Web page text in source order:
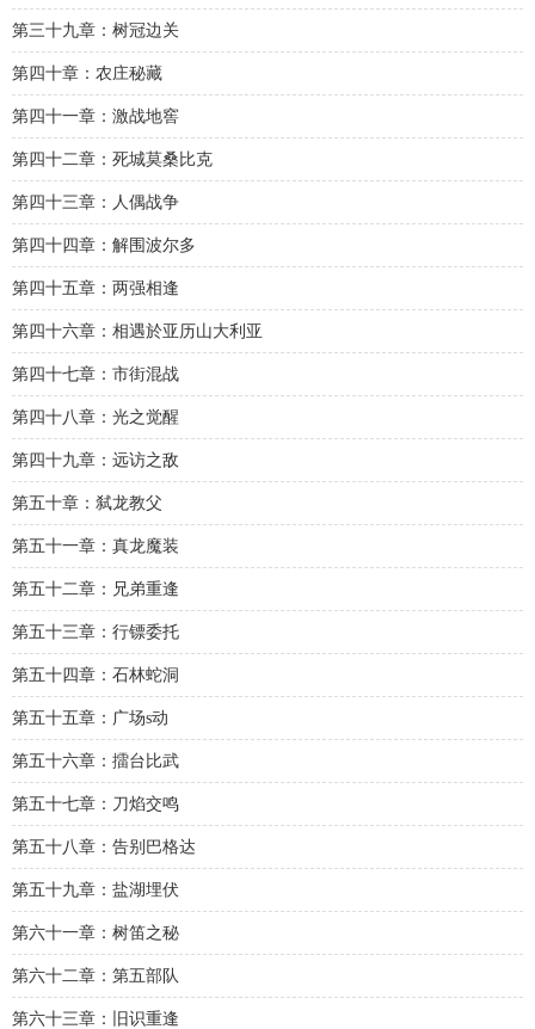
第三十九章：树冠边关
第四十章：农庄秘藏
第四十一章：激战地窖
第四十二章：死城莫桑比克
第四十三章：人偶战争
第四十四章：解围波尔多
第四十五章：两强相逢
第四十六章：相遇於亚历山大利亚
第四十七章：市街混战
第四十八章：光之觉醒
第四十九章：远访之敌
第五十章：弑龙教父
第五十一章：真龙魔装
第五十二章：兄弟重逢
第五十三章：行镖委托
第五十四章：石林蛇洞
第五十五章：广场s动
第五十六章：擂台比武
第五十七章：刀焰交鸣
第五十八章：告别巴格达
第五十九章：盐湖埋伏
第六十一章：树笛之秘
第六十二章：第五部队
第六十三章：旧识重逢